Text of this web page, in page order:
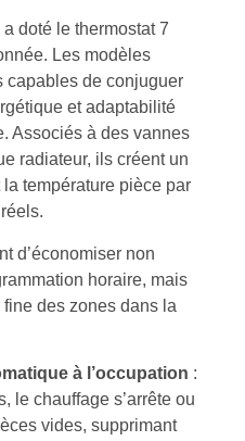
doté le thermostat 7
Les modèles
capables de conjuguer
et adaptabilité
Associés à des vannes
radiateur, ils créent un
température pièce par
d’économiser non
horaire, mais
des zones dans la
à l’occupation :
le chauffage s’arrête ou
vides, supprimant